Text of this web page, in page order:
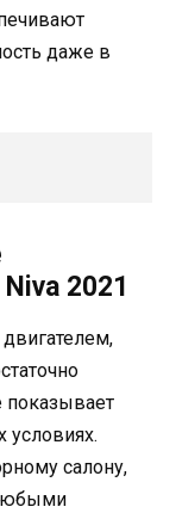
даже в
2021
показывает
условиях.
салону,